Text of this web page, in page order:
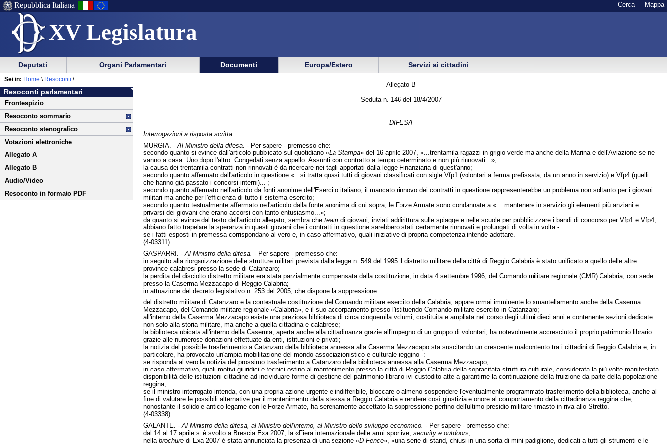
XV Legislatura
Menu
di
ausilio
alla
navigazione
Menu
di
navigazione
principale
Repubblica Italiana Cerca Mappa
Menu
di
navigazione
principale
menu
di
sezione
Deputati Organi Parlamentari Documenti Europa/Estero Servizi ai cittadini
Vai
al
contenuto
Resoconti parlamentari
Frontespizio
Resoconto sommario
Resoconto stenografico
Votazioni elettroniche
Allegato A
Allegato B
Audio/Video
Resoconto in formato PDF
Sei in: Home \ Resoconti \
Allegato B
Seduta n. 146 del 18/4/2007
DIFESA
Interrogazioni a risposta scritta:
MURGIA. - Al Ministro della difesa. -Per sapere - premesso che:
secondo quanto si evince dall'articolo pubblicato sul quotidiano «La Stampa» del 16 aprile 2007, «...trentamila ragazzi in grigio verde ma anche della Marina e dell'Aviazione se ne
vanno a casa. Uno dopo l'altro. Congedati senza appello. Assunti con contratto a tempo determinato e non più rinnovati...»;
la causa dei trentamila contratti non rinnovati è da ricercare nei tagli apportati dalla legge Finanziaria di quest'anno;
secondo quanto affermato dall'articolo in questione «...si tratta quasi tutti di giovani classificati con sigle Vfp1 (volontari a ferma prefissata, da un anno in servizio) e Vfp4 (quelli
che hanno già passato i concorsi interni)... ;
secondo quanto affermato nell'articolo da fonti anonime dell'Esercito italiano, il mancato rinnovo dei contratti in questione rappresenterebbe un problema non soltanto per i giovani
militari ma anche per l'efficienza di tutto il sistema esercito;
secondo quanto testualmente affermato nell'articolo dalla fonte anonima di cui sopra, le Forze Armate sono condannate a «... mantenere in servizio gli elementi più anziani e
privarsi dei giovani che erano accorsi con tanto entusiasmo...»;
da quanto si evince dal testo dell'articolo allegato, sembra che teamdi giovani, inviati addirittura sulle spiagge e nelle scuole per pubblicizzare i bandi di concorso per Vfp1 e Vfp4,
abbiano fatto trapelare la speranza in questi giovani che i contratti in questione sarebbero stati certamente rinnovati e prolungati di volta in volta -:
se i fatti esposti in premessa corrispondano al vero e, in caso affermativo, quali iniziative di propria competenza intende adottare.
(4-03311)
GASPARRI. - Al Ministro della difesa. -Per sapere - premesso che:
in seguito alla riorganizzazione delle strutture militari prevista dalla legge n. 549 del 1995 il distretto militare della città di Reggio Calabria è stato unificato a quello delle altre
province calabresi presso la sede di Catanzaro;
la perdita del disciolto distretto militare era stata parzialmente compensata dalla costituzione, in data 4 settembre 1996, del Comando militare regionale (CMR) Calabria, con sede
presso la Caserma Mezzacapo di Reggio Calabria;
in attuazione del decreto legislativo n. 253 del 2005, che dispone la soppressione
del distretto militare di Catanzaro e la contestuale costituzione del Comando militare esercito della Calabria, appare ormai imminente lo smantellamento anche della Caserma
Mezzacapo, del Comando militare regionale «Calabria», e il suo accorpamento presso l'istituendo Comando militare esercito in Catanzaro;
all'interno della Caserma Mezzacapo esiste una preziosa biblioteca di circa cinquemila volumi, costituita e ampliata nel corso degli ultimi dieci anni e contenente sezioni dedicate
non solo alla storia militare, ma anche a quella cittadina e calabrese;
la biblioteca ubicata all'interno della Caserma, aperta anche alla cittadinanza grazie all'impegno di un gruppo di volontari, ha notevolmente accresciuto il proprio patrimonio librario
grazie alle numerose donazioni effettuate da enti, istituzioni e privati;
la notizia del possibile trasferimento a Catanzaro della biblioteca annessa alla Caserma Mezzacapo sta suscitando un crescente malcontento tra i cittadini di Reggio Calabria e, in
particolare, ha provocato un'ampia mobilitazione del mondo associazionistico e culturale reggino -:
se risponda al vero la notizia del prossimo trasferimento a Catanzaro della biblioteca annessa alla Caserma Mezzacapo;
in caso affermativo, quali motivi giuridici e tecnici ostino al mantenimento presso la città di Reggio Calabria della sopracitata struttura culturale, considerata la più volte manifestata
disponibilità delle istituzioni cittadine ad individuare forme di gestione del patrimonio librario ivi custodito atte a garantirne la continuazione della fruizione da parte della popolazione
reggina;
se il ministro interrogato intenda, con una propria azione urgente e indifferibile, bloccare o almeno sospendere l'eventualmente programmato trasferimento della biblioteca, anche al
fine di valutare le possibili alternative per il mantenimento della stessa a Reggio Calabria e rendere così giustizia e onore al comportamento della cittadinanza reggina che,
nonostante il solido e antico legame con le Forze Armate, ha serenamente accettato la soppressione perfino dell'ultimo presidio militare rimasto in riva allo Stretto.
(4-03338)
GALANTE. - Al Ministro della difesa, al Ministro dell'interno, al Ministro dello sviluppo economico. -Per sapere - premesso che:
dal 14 al 17 aprile si è svolto a Brescia Exa 2007, la «Fiera internazionale delle armi sportive, security e outdoor»;
nella brochuredi Exa 2007 è stata annunciata la presenza di una sezione «D-Fence», «una serie di stand, chiusi in una sorta di mini-padiglione, dedicati a tutti gli strumenti e le